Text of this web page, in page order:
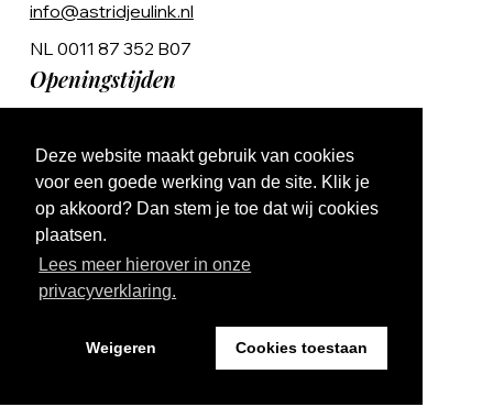
Deze website maakt gebruik van cookies
voor een goede werking van de site. Klik je
op akkoord? Dan stem je toe dat wij cookies
plaatsen.
Lees meer hierover in onze
privacyverklaring.
Weigeren Cookies toestaan
info@astridjeulink.nl
NL 0011 87 352 B07
Openingstijden
Ma t/m Vr 9:00 - 17:00
Website by The Cre8ion.Lab